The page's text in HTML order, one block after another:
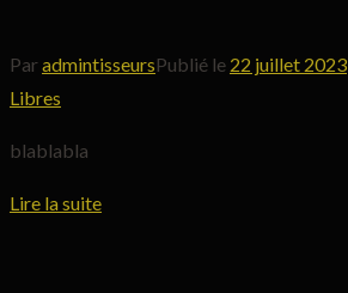
ParadmintisseursPublié le 22 juillet 2023
Libres
blablabla
Lire la suite